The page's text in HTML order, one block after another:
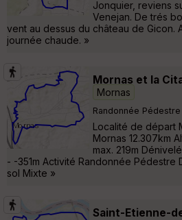
Jonquier, reviens
Venejan. De trés
vent au dessus du château de Gicon.
journée chaude. »
Mornas et la
Mornas
Randonnée Pédestre
Localité de départ
Mornas 12.307km
max. 219m
- -351m Activité Randonnée Pédestre
sol Mixte »
Saint-Etienne-